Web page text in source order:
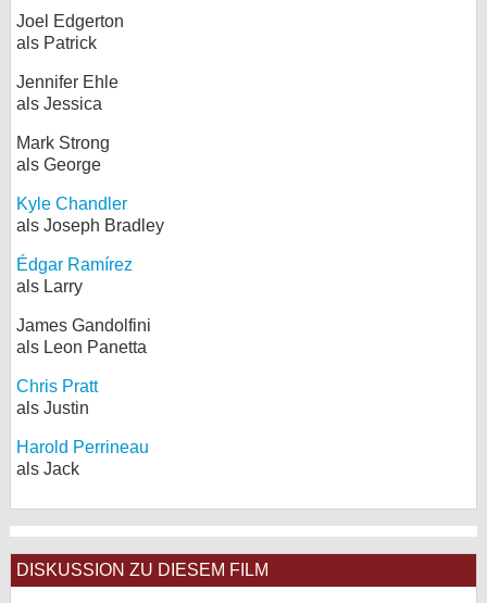
Joel Edgerton
als Patrick
Jennifer Ehle
als Jessica
Mark Strong
als George
Kyle Chandler
als Joseph Bradley
Édgar Ramírez
als Larry
James Gandolfini
als Leon Panetta
Chris Pratt
als Justin
Harold Perrineau
als Jack
DISKUSSION ZU DIESEM FILM